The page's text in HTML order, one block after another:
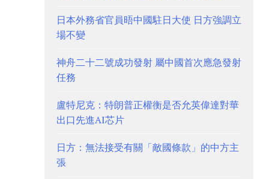
日本外務省官員晤中國駐日大使 日方強調立
場不變
神舟二十二號成功發射 屬中國首次應急發射
任務
盧特尼克：特朗普正權衡是否允英偉達對華
出口先進AI芯片
日方：無法接受有關「敵國條款」的中方主
張